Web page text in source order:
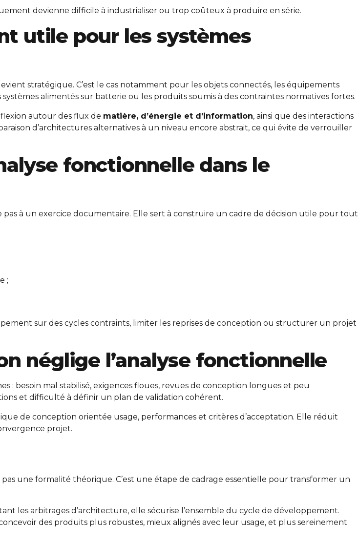
devienne difficile à industrialiser ou trop coûteux à produire en série.
utile pour les systèmes
stratégique. C’est le cas notamment pour les objets connectés, les équipements
alimentés sur batterie ou les produits soumis à des contraintes normatives fortes.
autour des flux de matière, d’énergie et d’information, ainsi que des interactions
d’architectures alternatives à un niveau encore abstrait, ce qui évite de verrouiller
fonctionnelle dans le
pas à un exercice documentaire. Elle sert à construire un cadre de décision utile pour tout
;
sur des cycles contraints, limiter les reprises de conception ou structurer un projet
néglige l’analyse fonctionnelle
besoin mal stabilisé, exigences floues, revues de conception longues et peu
et difficulté à définir un plan de validation cohérent.
de conception orientée usage, performances et critères d’acceptation. Elle réduit
projet.
une formalité théorique. C’est une étape de cadrage essentielle pour transformer un
les arbitrages d’architecture, elle sécurise l’ensemble du cycle de développement.
des produits plus robustes, mieux alignés avec leur usage, et plus sereinement